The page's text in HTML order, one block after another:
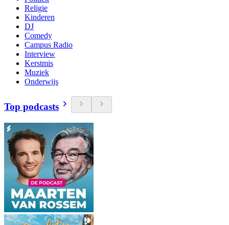
Religie
Kinderen
DJ
Comedy
Campus Radio
Interview
Kerstmis
Muziek
Onderwijs
Top podcasts